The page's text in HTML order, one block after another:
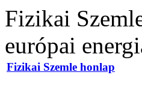
Fizikai
európai
Fizikai Szemle honlap